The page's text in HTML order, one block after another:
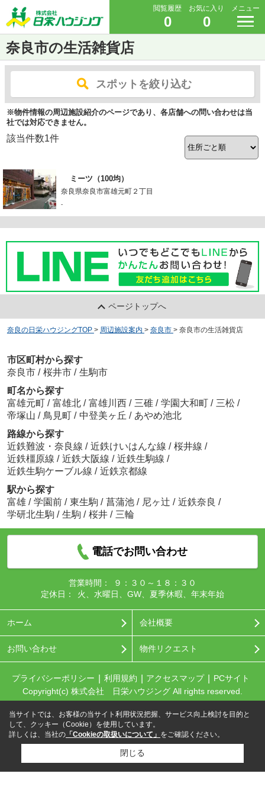
閲覧履歴
0
お気に入り
0
メニュー
奈良市の生活雑貨店
スポットを絞り込む
※物件情報の周辺施設紹介のページであり、各店舗への問い合わせは当
社では対応できません。
該当件数1件
ミーツ（100均）
奈良県奈良市富雄元町２丁目
-
ページトップへ
奈良の日栄ハウジングTOP > 周辺施設案内 > 奈良市 > 奈良市の生活雑貨店
市区町村から探す
奈良市 / 桜井市 / 生駒市
町名から探す
富雄元町 / 富雄北 / 富雄川西 / 三碓 / 学園大和町 / 三松 /
帝塚山 / 鳥見町 / 中登美ヶ丘 / あやめ池北
路線から探す
近鉄難波・奈良線 / 近鉄けいはんな線 / 桜井線 /
近鉄橿原線 / 近鉄大阪線 / 近鉄生駒線 /
近鉄生駒ケーブル線 / 近鉄京都線
駅から探す
富雄 / 学園前 / 東生駒 / 菖蒲池 / 尼ヶ辻 / 近鉄奈良 /
学研北生駒 / 生駒 / 桜井 / 三輪
電話でお問い合わせ
営業時間：
９：３０～１８：３０
定休日：
火、水曜日、GW、夏季休暇、年末年始
ホーム 会社概要
お問い合わせ 物件リクエスト
プライバシーポリシー 利用規約 アクセスマップ
PCサイト
Copyright(c) 株式会社 日栄ハウジング All rights reserved.
当サイトでは、お客様の当サイト利用状況把握、サービス向上検討を目的と
して、クッキー（Cookie）を使用しています。
詳しくは、当社の 「Cookieの取扱いについて」 をご確認ください。
閉じる